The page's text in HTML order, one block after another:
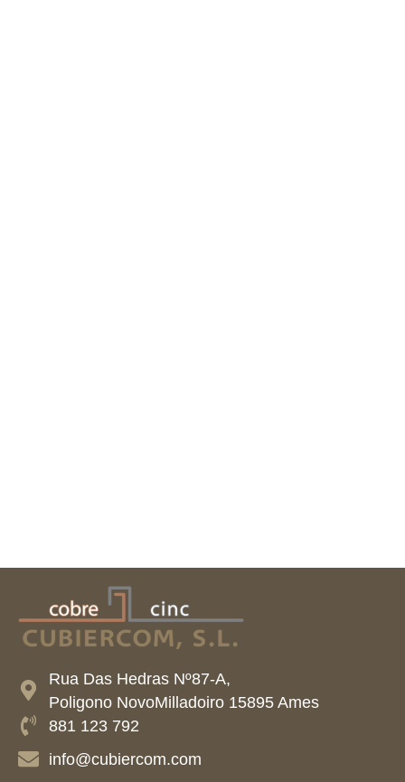
Rua Das Hedras Nº87-A,
Poligono NovoMilladoiro 15895 Ames
881 123 792
info@cubiercom.com